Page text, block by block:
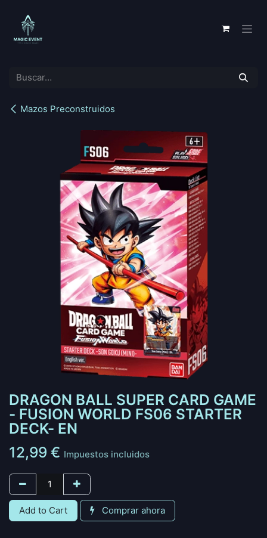
Mazos Preconstruidos
DRAGON BALL SUPER CARD GAME
- FUSION WORLD FS06 STARTER
DECK- EN
12,99 € Impuestos incluidos
Add to Cart Comprar ahora